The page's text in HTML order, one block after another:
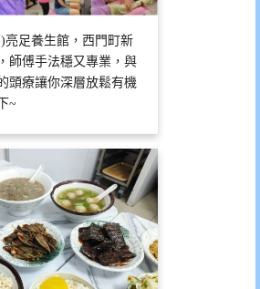
亮足養生館，西門町新
師傅手法穩又專業，與
頭療讓你深層放鬆有機
~